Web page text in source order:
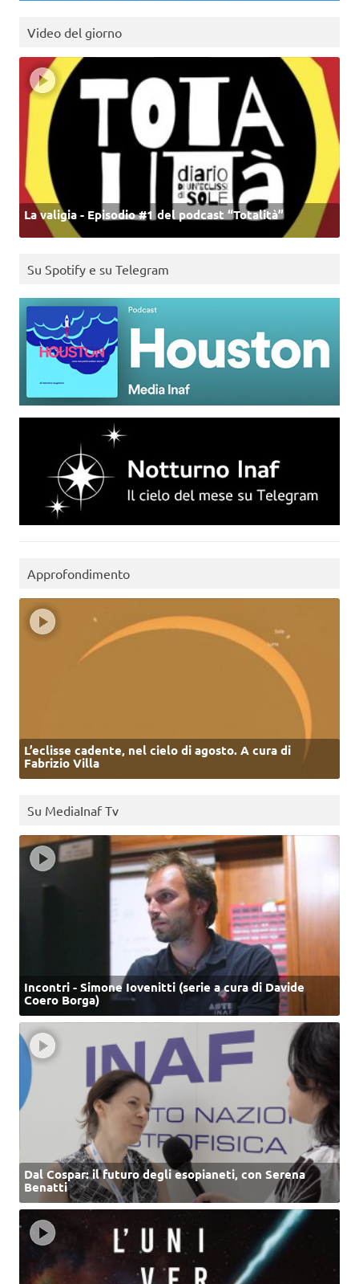
Video del giorno
La valigia - Episodio #1 del podcast “Totalità”
Su Spotify e su Telegram
Approfondimento
L’eclisse cadente, nel cielo di agosto. A cura di
Fabrizio Villa
Su MediaInaf Tv
Incontri - Simone Iovenitti (serie a cura di Davide
Coero Borga)
Dal Cospar: il futuro degli esopianeti, con Serena
Benatti